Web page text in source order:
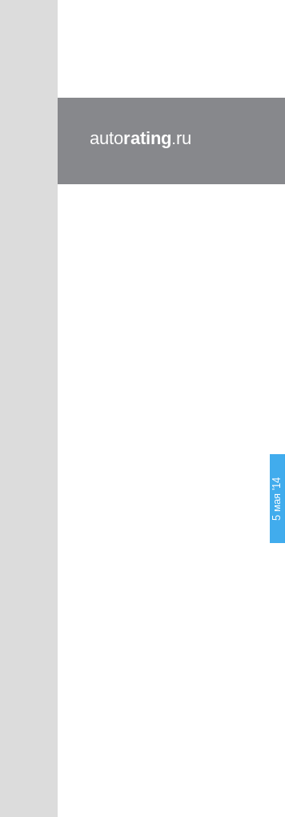
autorating.ru
5 мая '14